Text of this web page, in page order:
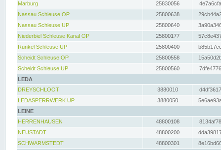
Marburg
25830056
Nassau Schleuse OP
25800638
Nassau Schleuse UP
25800640
Niederbiel Schleuse Kanal OP
25800177
Runkel Schleuse UP
25800400
Scheidt Schleuse OP
25800558
Scheidt Schleuse UP
25800560
LEDA
DREYSCHLOOT
3880010
LEDASPERRWERK UP
3880050
LEINE
HERRENHAUSEN
48800108
NEUSTADT
48800200
SCHWARMSTEDT
48800301